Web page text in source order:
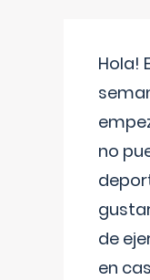
Hola!
no
de
en